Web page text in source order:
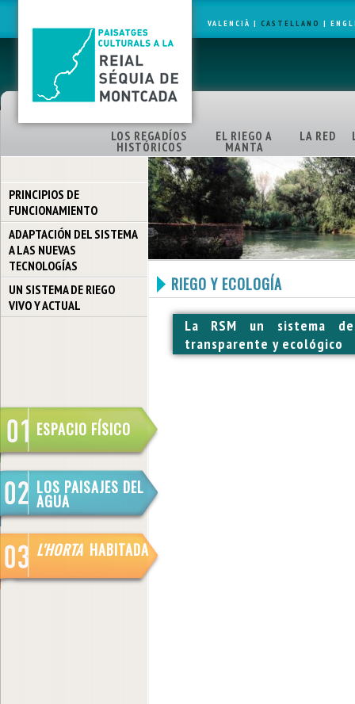
VALENCIÀ | CASTELLANO |
LOS REGADÍOS
HISTÓRICOS
EL RIEGO A
MANTA
LA RED
PRINCIPIOS DE
FUNCIONAMIENTO
ADAPTACIÓN DEL SISTEMA
A LAS NUEVAS
TECNOLOGÍAS
UN SISTEMA DE RIEGO
VIVO Y ACTUAL
ESPACIO FÍSICO
LOS PAISAJES DEL
AGUA
L'HORTA HABITADA
RIEGO Y ECOLOGÍA
La RSM un sistema
transparente y ecológico